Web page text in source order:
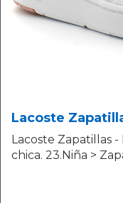
Lacoste
Lacoste Zapatillas
chica. 23.Niña >